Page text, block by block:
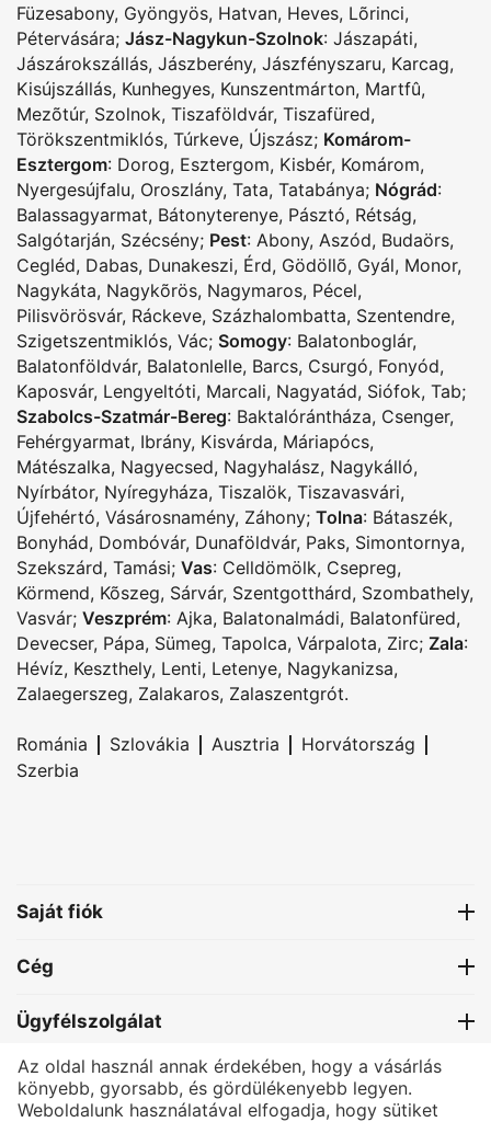
Füzesabony, Gyöngyös, Hatvan, Heves, Lõrinci,
Pétervására; Jász-Nagykun-Szolnok: Jászapáti,
Jászárokszállás, Jászberény, Jászfényszaru, Karcag,
Kisújszállás, Kunhegyes, Kunszentmárton, Martfû,
Mezõtúr, Szolnok, Tiszaföldvár, Tiszafüred,
Törökszentmiklós, Túrkeve, Újszász; Komárom-
Esztergom: Dorog, Esztergom, Kisbér, Komárom,
Nyergesújfalu, Oroszlány, Tata, Tatabánya; Nógrád:
Balassagyarmat, Bátonyterenye, Pásztó, Rétság,
Salgótarján, Szécsény; Pest: Abony, Aszód, Budaörs,
Cegléd, Dabas, Dunakeszi, Érd, Gödöllõ, Gyál, Monor,
Nagykáta, Nagykõrös, Nagymaros, Pécel,
Pilisvörösvár, Ráckeve, Százhalombatta, Szentendre,
Szigetszentmiklós, Vác; Somogy: Balatonboglár,
Balatonföldvár, Balatonlelle, Barcs, Csurgó, Fonyód,
Kaposvár, Lengyeltóti, Marcali, Nagyatád, Siófok, Tab;
Szabolcs-Szatmár-Bereg: Baktalórántháza, Csenger,
Fehérgyarmat, Ibrány, Kisvárda, Máriapócs,
Mátészalka, Nagyecsed, Nagyhalász, Nagykálló,
Nyírbátor, Nyíregyháza, Tiszalök, Tiszavasvári,
Újfehértó, Vásárosnamény, Záhony; Tolna: Bátaszék,
Bonyhád, Dombóvár, Dunaföldvár, Paks, Simontornya,
Szekszárd, Tamási; Vas: Celldömölk, Csepreg,
Körmend, Kõszeg, Sárvár, Szentgotthárd, Szombathely,
Vasvár; Veszprém: Ajka, Balatonalmádi, Balatonfüred,
Devecser, Pápa, Sümeg, Tapolca, Várpalota, Zirc; Zala:
Hévíz, Keszthely, Lenti, Letenye, Nagykanizsa,
Zalaegerszeg, Zalakaros, Zalaszentgrót.
Románia | Szlovákia | Ausztria | Horvátország |
Szerbia
Saját fiók
Cég
Ügyfélszolgálat
Kapcsolat
Az oldal használ annak érdekében, hogy a vásárlás
könyebb, gyorsabb, és gördülékenyebb legyen.
Weboldalunk használatával elfogadja, hogy sütiket